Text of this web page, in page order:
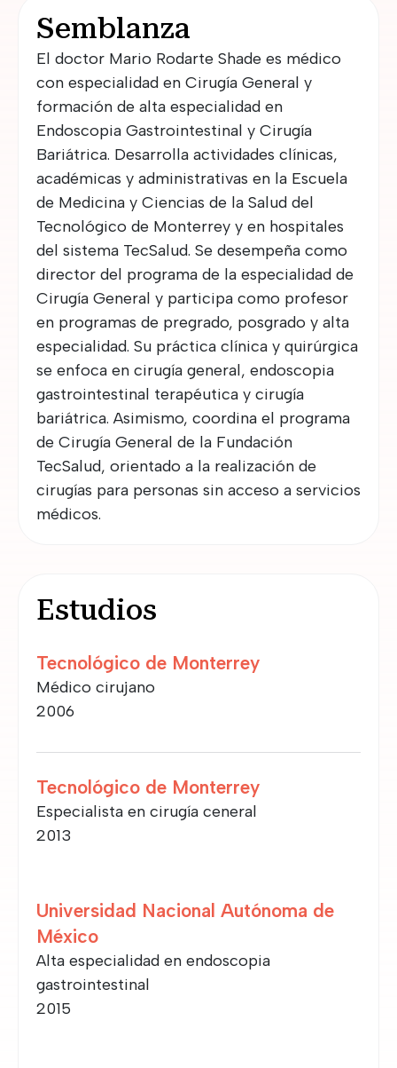
Semblanza
El doctor Mario Rodarte Shade es médico
con especialidad en Cirugía General y
formación de alta especialidad en
Endoscopia Gastrointestinal y Cirugía
Bariátrica. Desarrolla actividades clínicas,
académicas y administrativas en la Escuela
de Medicina y Ciencias de la Salud del
Tecnológico de Monterrey y en hospitales
del sistema TecSalud. Se desempeña como
director del programa de la especialidad de
Cirugía General y participa como profesor
en programas de pregrado, posgrado y alta
especialidad. Su práctica clínica y quirúrgica
se enfoca en cirugía general, endoscopia
gastrointestinal terapéutica y cirugía
bariátrica. Asimismo, coordina el programa
de Cirugía General de la Fundación
TecSalud, orientado a la realización de
cirugías para personas sin acceso a servicios
médicos.
Estudios
Tecnológico de Monterrey
Médico cirujano
2006
Tecnológico de Monterrey
Especialista en cirugía ceneral
2013
Universidad Nacional Autónoma de
México
Alta especialidad en endoscopia
gastrointestinal
2015